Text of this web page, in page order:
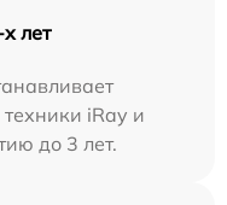
лет
iRay и
до 3 лет.